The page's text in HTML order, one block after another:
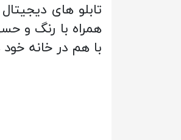
تابلو های
همراه با رنگ و
با هم در خانه